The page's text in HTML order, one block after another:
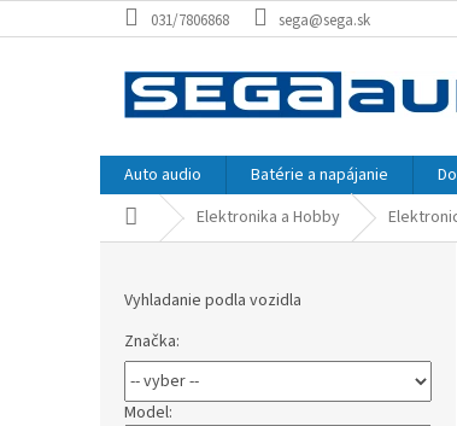
na
031/7806868 sega@sega.sk
Auto audio Batérie a napájanie
DomovElektronika a Hobby
Vyhladanie podla vozidla
Značka:
Model: